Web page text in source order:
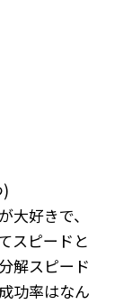
大好きで、
スピードと
解スピード
功率はなん